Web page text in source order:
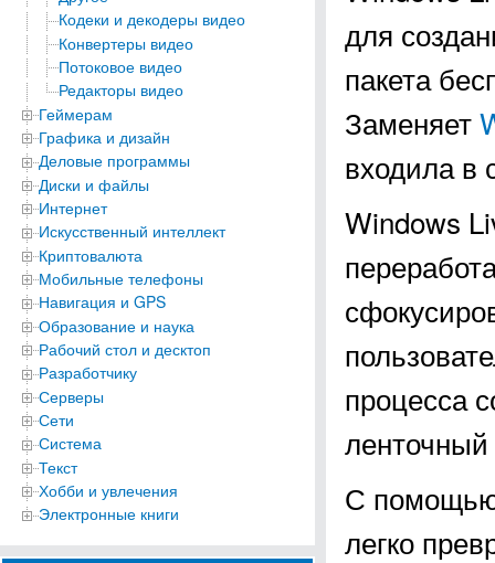
Кодеки и декодеры видео
Конвертеры видео
Потоковое видео
Редакторы видео
Геймерам
Графика и дизайн
Деловые программы
Диски и файлы
Интернет
Искусственный интеллект
Криптовалюта
Мобильные телефоны
Навигация и GPS
Образование и наука
Рабочий стол и десктоп
Разработчику
Серверы
Сети
Система
Текст
Хобби и увлечения
Электронные книги
для
пакета
Заменяет
входила в
Windows
процесса
С
легко